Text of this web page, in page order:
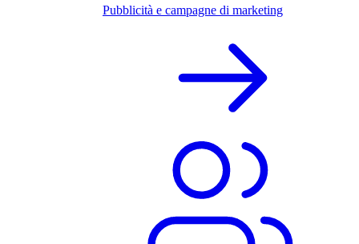
Pubblicità e campagne di marketing